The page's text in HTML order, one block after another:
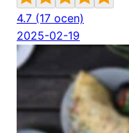
4.7 (17 ocen)
2025-02-19